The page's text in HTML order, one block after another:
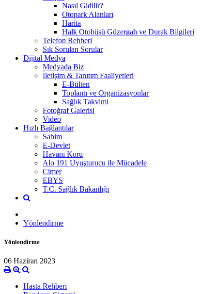
Nasıl Gidilir?
Otopark Alanları
Harita
Halk Otobüsü Güzergah ve Durak Bilgileri
Telefon Rehberi
Sık Sorulan Sorular
Dijital Medya
Medyada Biz
İletişim & Tanıtım Faaliyetleri
E-Bülten
Toplantı ve Organizasyonlar
Sağlık Takvimi
Fotoğraf Galerisi
Video
Hızlı Bağlantılar
Sabim
E-Devlet
Havanı Koru
Alo 191 Uyuşturucu ile Mücadele
Cimer
EBYS
T.C. Sağlık Bakanlığı
Yönlendirme
Yönlendirme
06 Haziran 2023
Hasta Rehberi